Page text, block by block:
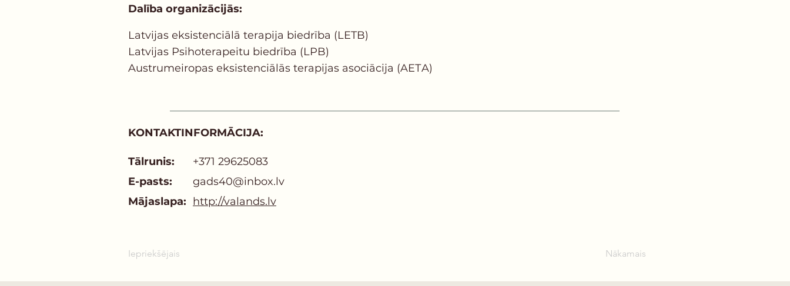
Dalība organizācijās:
Latvijas еksistenciālā terapija biedrība (LETB)
Latvijas Psihoterapeitu biedrība (LPB)
Austrumeiropas eksistenciālās terapijas asociācija (AEТA)
KONTAKTINFORMĀCIJA:
Tālrunis:
+371 29625083
E-pasts:
gads40@inbox.lv
Mājaslapa: http://valands.lv
Iepriekšējais Nākamais